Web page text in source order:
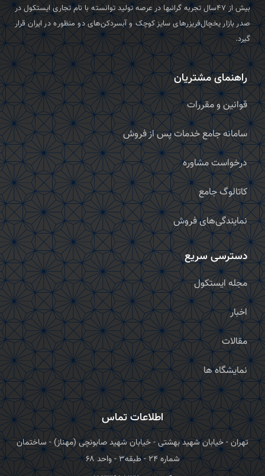
بیش از ۴۷سال تجربه گرانبها در عرصه تولید توانسته با نام تجاری ایستکول در
صدر بازار یخچال‌فریزرهای سایز کوچک و آبسردکن‌های دو منظوره در ایران قرار
گیرد.
راهنمای مشتریان
قوانین و مقررات
سامانه جامع خدمات پس از فروش
درخواست مشاوره
کاتالوگ جامع
نمایندگی‌های فروش
دسترسی سریع
مجله ایستکول
اخبار
مقالات
نمایشگاه ها
اطلاعات تماس
تهران - خیابان شهید بهشتی - خیابان شهید صابونچی (مهناز) - ساختمان
شماره ۲۴ - طبقه۳ - واحد ۶۸